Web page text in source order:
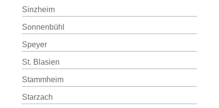
Sinzheim
Sonnenbühl
Speyer
St. Blasien
Stammheim
Starzach